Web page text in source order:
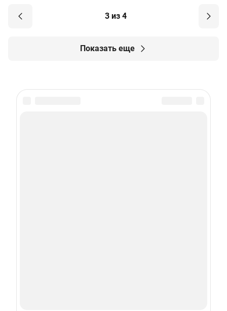
3 из 4
Показать еще